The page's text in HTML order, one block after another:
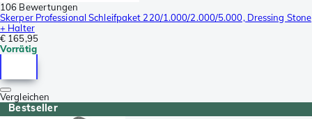
106 Bewertungen
Skerper Professional Schleifpaket 220/1.000/2.000/5.000, Dressing Stone
+ Halter
€ 165,95
Vorrätig
Vergleichen
Bestseller